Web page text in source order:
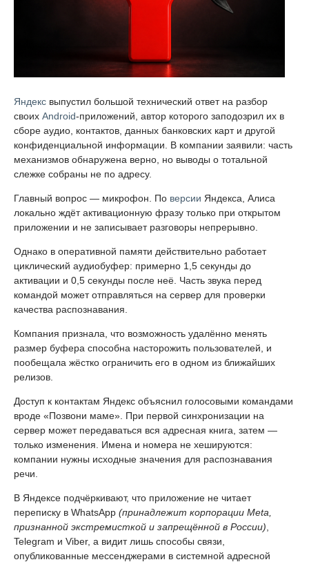
Яндекс выпустил большой технический ответ на разбор
своих Android-приложений, автор которого заподозрил их в
сборе аудио, контактов, данных банковских карт и другой
конфиденциальной информации. В компании заявили: часть
механизмов обнаружена верно, но выводы о тотальной
слежке собраны не по адресу.
Главный вопрос — микрофон. По версии Яндекса, Алиса
локально ждёт активационную фразу только при открытом
приложении и не записывает разговоры непрерывно.
Однако в оперативной памяти действительно работает
циклический аудиобуфер: примерно 1,5 секунды до
активации и 0,5 секунды после неё. Часть звука перед
командой может отправляться на сервер для проверки
качества распознавания.
Компания признала, что возможность удалённо менять
размер буфера способна насторожить пользователей, и
пообещала жёстко ограничить его в одном из ближайших
релизов.
Доступ к контактам Яндекс объяснил голосовыми командами
вроде «Позвони маме». При первой синхронизации на
сервер может передаваться вся адресная книга, затем —
только изменения. Имена и номера не хешируются:
компании нужны исходные значения для распознавания
речи.
В Яндексе подчёркивают, что приложение не читает
переписку в WhatsApp (принадлежит корпорации Meta,
признанной экстремисткой и запрещённой в России)
Telegram и Viber, а видит лишь способы связи,
опубликованные мессенджерами в системной адресной